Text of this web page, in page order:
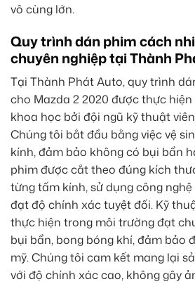
vô cùng lớn.
Quy trình dán phim cách
chuyên nghiệp tại Thành
Tại Thành Phát Auto, quy trình
cho Mazda 2 2020 được thực
khoa học bởi đội ngũ kỹ thuật
Chúng tôi bắt đầu bằng việc vệ
kính, đảm bảo không có bụi bẩn
phim được cắt theo đúng kích
từng tấm kính, sử dụng công
đạt độ chính xác tuyệt đối. Kỹ
thực hiện trong môi trường đạt
bụi bẩn, bong bóng khí, đảm bảo
mỹ. Chúng tôi cam kết mang lại
với độ chính xác cao, không gây